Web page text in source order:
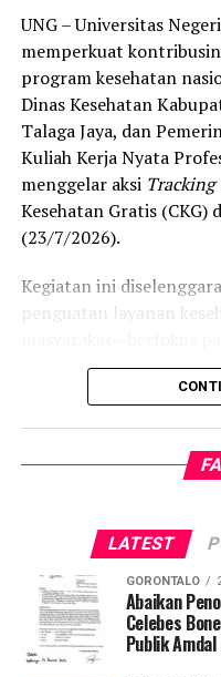
tertinggi di kawasan
dalam Rakorwil
usai kegiatan.
Indra menambahkan,
tingkat keterjangkauan,
layanan keuangan bagi
berada di posisi
menjadi indikator kuat
daerah dalam
fasilitas jasa keuangan
UNG – Universitas
memperkuat
program kesehatan
Dinas Kesehatan
Talaga Jaya, dan
Kuliah Kerja Nyata
menggelar aksi Tracking
Kesehatan Gratis (CKG)
(23/7/2026).
Kegiatan ini
penguatan layanan
case finding), deteksi
penularan tuberkulosis
Pelaksanaan program
M.Kes., dr. Siti
Ayun R. Yusuf, S.Kep.,
M.Kep. Pendampingan
alur intervensi medis
prosedur operasional.
LATEST
GORONTALO
Abaikan
Celebes
Publik